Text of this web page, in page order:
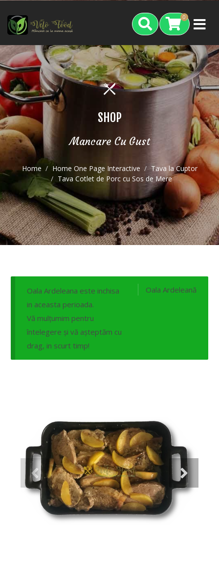
SHOP
Mancare Cu Gust
Home Home One Page Interactive
Tava la Cuptor
Tava Cotlet de Porc cu Sos de Mere
0
Oala Ardeleană
Oala Ardeleana este inchisa
in aceasta perioada.
Vă mulțumim pentru
întelegere și vă așteptăm cu
drag, in scurt timp!